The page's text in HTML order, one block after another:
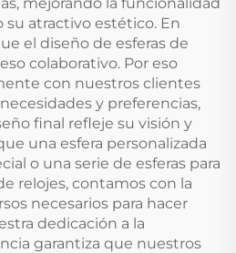
atractivo estético. En
el diseño de esferas de
colaborativo. Por eso
con nuestros clientes
y preferencias,
final refleje su visión y
una esfera personalizada
o una serie de esferas para
relojes, contamos con la
necesarios para hacer
dedicación a la
garantiza que nuestros